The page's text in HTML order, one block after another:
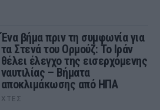
Ένα βήμα πριν τη συμφωνία για
τα Στενά του Ορμούζ: Το Ιράν
θέλει έλεγχο της εισερχόμενης
ναυτιλίας – Βήματα
αποκλιμάκωσης από ΗΠΑ
ΧΤΕΣ